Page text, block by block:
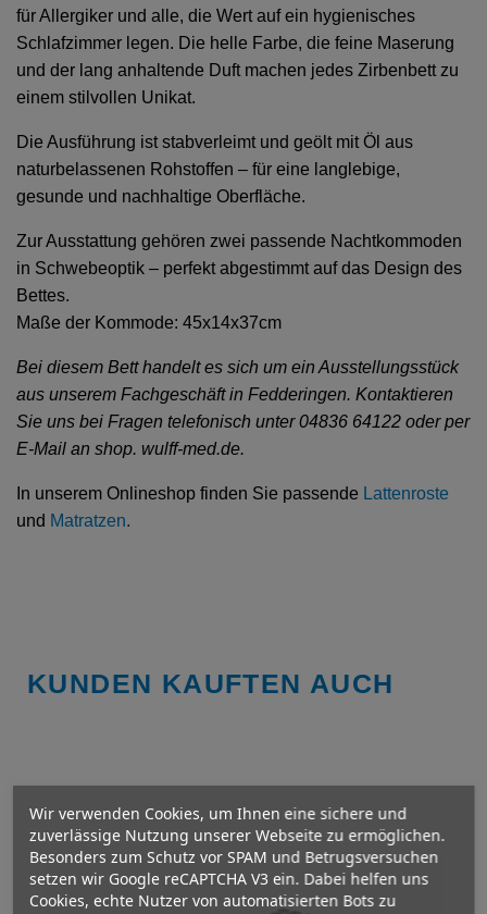
für Allergiker und alle, die Wert auf ein hygienisches
Schlafzimmer legen. Die helle Farbe, die feine Maserung
und der lang anhaltende Duft machen jedes Zirbenbett zu
einem stilvollen Unikat.
Die Ausführung ist stabverleimt und geölt mit Öl aus
naturbelassenen Rohstoffen – für eine langlebige,
gesunde und nachhaltige Oberfläche.
Zur Ausstattung gehören zwei passende Nachtkommoden
in Schwebeoptik – perfekt abgestimmt auf das Design des
Bettes.
Maße der Kommode: 45x14x37cm
Bei diesem Bett handelt es sich um ein Ausstellungsstück
aus unserem Fachgeschäft in Fedderingen. Kontaktieren
Sie uns bei Fragen telefonisch unter 04836 64122 oder per
E-Mail an shop. wulff-med.de.
In unserem Onlineshop finden Sie passende Lattenroste
und Matratzen.
KUNDEN KAUFTEN AUCH
Wir verwenden Cookies, um Ihnen eine sichere und
zuverlässige Nutzung unserer Webseite zu ermöglichen.
Besonders zum Schutz vor SPAM und Betrugsversuchen
setzen wir Google reCAPTCHA V3 ein. Dabei helfen uns
Cookies, echte Nutzer von automatisierten Bots zu